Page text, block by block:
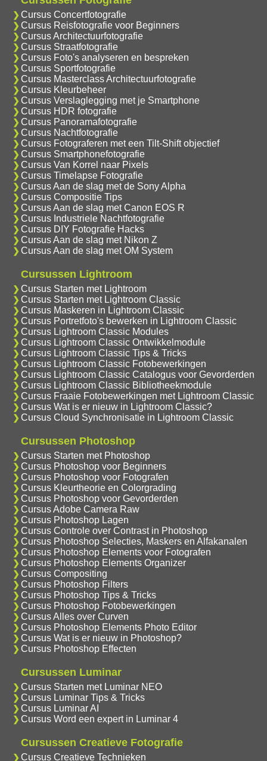
Cursus Concertfotografie
Cursus Reisfotografie voor Beginners
Cursus Architectuurfotografie
Cursus Straatfotografie
Cursus Foto's analyseren en bespreken
Cursus Sportfotografie
Cursus Masterclass Architectuurfotografie
Cursus Kleurbeheer
Cursus Verslaglegging met je Smartphone
Cursus HDR fotografie
Cursus Panoramafotografie
Cursus Nachtfotografie
Cursus Fotograferen met een Tilt-Shift objectief
Cursus Smartphonefotografie
Cursus Van Korrel naar Pixels
Cursus Timelapse Fotografie
Cursus Aan de slag met de Sony Alpha
Cursus Compositie Tips
Cursus Aan de slag met Canon EOS R
Cursus Industriele Nachtfotografie
Cursus DIY Fotografie Hacks
Cursus Aan de slag met Nikon Z
Cursus Aan de slag met OM System
Cursussen Lightroom
Cursus Starten met Lightroom
Cursus Starten met Lightroom Classic
Cursus Maskeren in Lightroom Classic
Cursus Portretfoto's bewerken in Lightroom Classic
Cursus Lightroom Classic Modules
Cursus Lightroom Classic Ontwikkelmodule
Cursus Lightroom Classic Tips & Tricks
Cursus Lightroom Classic Fotobewerkingen
Cursus Lightroom Classic Catalogus voor Gevorderden
Cursus Lightroom Classic Bibliotheekmodule
Cursus Fraaie Fotobewerkingen met Lightroom Classic
Cursus Wat is er nieuw in Lightroom Classic?
Cursus Cloud Synchronisatie in Lightroom Classic
Cursussen Photoshop
Cursus Starten met Photoshop
Cursus Photoshop voor Beginners
Cursus Photoshop voor Fotografen
Cursus Kleurtheorie en Colorgrading
Cursus Photoshop voor Gevorderden
Cursus Adobe Camera Raw
Cursus Photoshop Lagen
Cursus Controle over Contrast in Photoshop
Cursus Photoshop Selecties, Maskers en Alfakanalen
Cursus Photoshop Elements voor Fotografen
Cursus Photoshop Elements Organizer
Cursus Compositing
Cursus Photoshop Filters
Cursus Photoshop Tips & Tricks
Cursus Photoshop Fotobewerkingen
Cursus Alles over Curven
Cursus Photoshop Elements Photo Editor
Cursus Wat is er nieuw in Photoshop?
Cursus Photoshop Effecten
Cursussen Luminar
Cursus Starten met Luminar NEO
Cursus Luminar Tips & Tricks
Cursus Luminar AI
Cursus Word een expert in Luminar 4
Cursussen Creatieve Fotografie
Cursus Creatieve Technieken